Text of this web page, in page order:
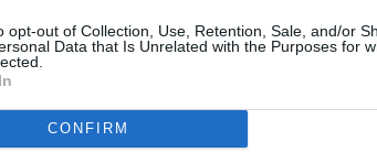
opt-out of Collection, Use, Retention, Sale, and/or
Data that Is Unrelated with the Purposes for
CONFIRM